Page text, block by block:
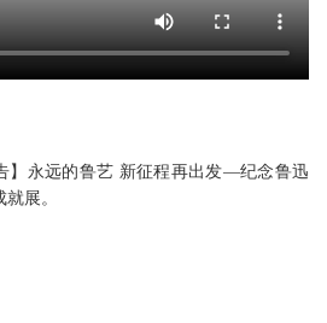
】永远的鲁艺 新征程再出发—纪念鲁迅
展。